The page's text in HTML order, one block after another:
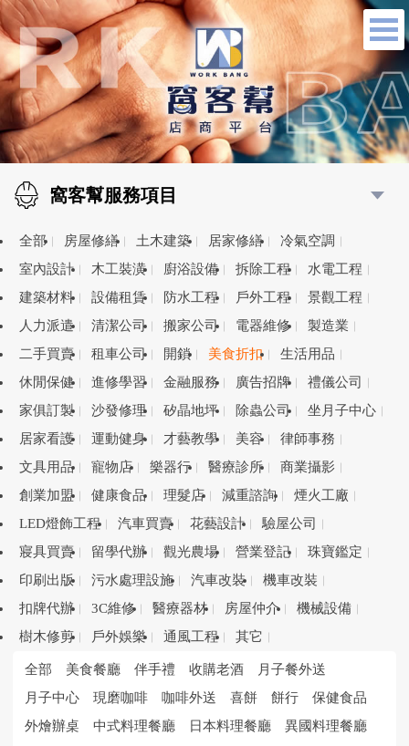
窩客幫服務項目
全部 房屋修繕 土木建築 居家修繕
冷氣空調
室內設計
木工裝潢 廚浴設備 拆除工程
水電工程
建築材料
設備租賃 防水工程 戶外工程
景觀工程
人力派遣
清潔公司 搬家公司 電器維修
製造業
二手買賣
租車公司 開鎖 美食折扣
生活用品
休閒保健
進修學習 金融服務 廣告招牌
禮儀公司
家俱訂製
沙發修理 矽晶地坪 除蟲公司
坐月子中心
居家看護
運動健身 才藝教學 美容
律師事務
文具用品
寵物店 樂器行 醫療診所
商業攝影
創業加盟
健康食品 理髮店 減重諮詢
煙火工廠
LED燈飾工程
汽車買賣 花藝設計
驗屋公司
寢具買賣
留學代辦 觀光農場 營業登記
珠寶鑑定
印刷出版
污水處理設施 汽車改裝
機車改裝
扣牌代辦
3C維修 醫療器材 房屋仲介
機械設備
樹木修剪
戶外娛樂 通風工程 其它
全部 美食餐廳 伴手禮 收購老酒
月子餐外送
月子中心
現磨咖啡 咖啡外送 喜餅 餅行
保健食品
外燴辦桌
中式料理餐廳 日本料理餐廳
異國料理餐廳